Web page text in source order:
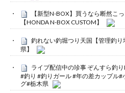
【新型N-BOX】買うなら断然こ
【HONDA N-BOX CUSTOM】
釣れない釣堀つり天国【管理釣
県】
ライブ配信中の珍事 ぞんすら釣
#釣り #釣りガール #年の差カップル
グ#栃木県